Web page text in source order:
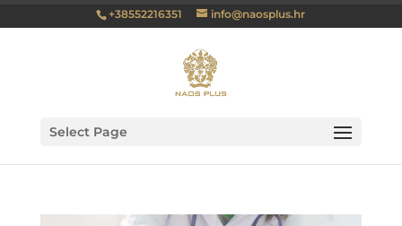
+38552216351 info@naosplus.hr
Select Page